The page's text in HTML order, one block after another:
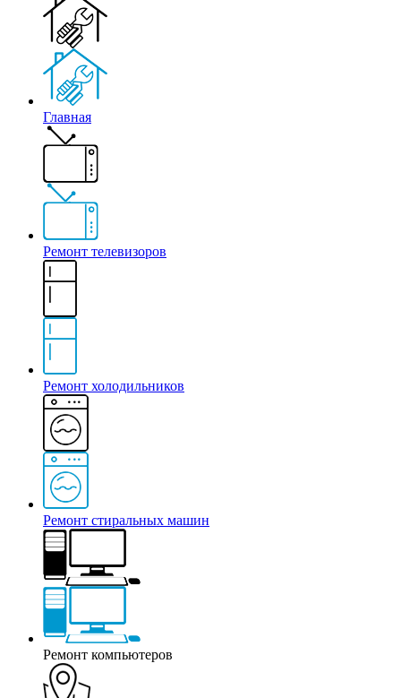
Главная
Ремонт телевизоров
Ремонт холодильников
Ремонт стиральных машин
Ремонт компьютеров